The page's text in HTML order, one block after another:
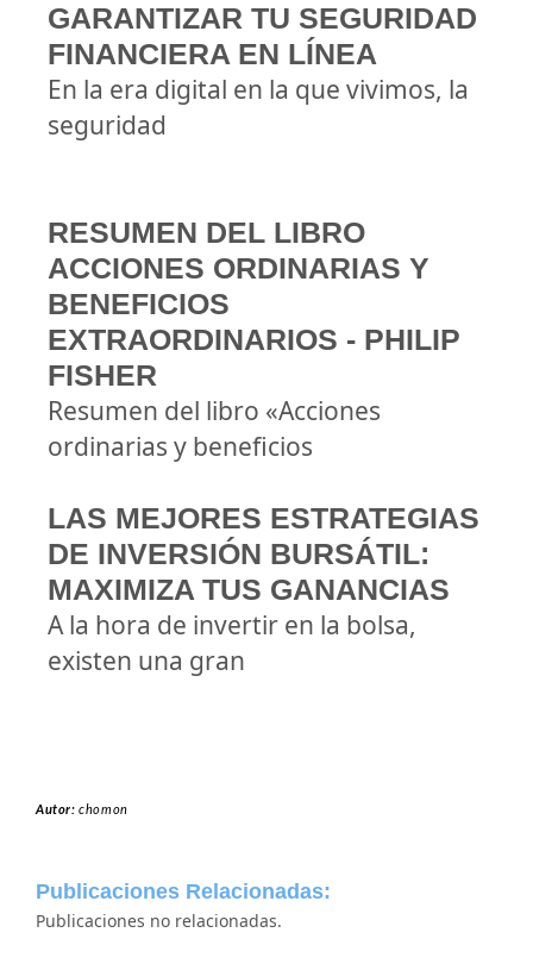
GARANTIZAR TU SEGURIDAD
FINANCIERA EN LÍNEA
En la era digital en la que vivimos, la
seguridad
RESUMEN DEL LIBRO
ACCIONES ORDINARIAS Y
BENEFICIOS
EXTRAORDINARIOS - PHILIP
FISHER
Resumen del libro «Acciones
ordinarias y beneficios
LAS MEJORES ESTRATEGIAS
DE INVERSIÓN BURSÁTIL:
MAXIMIZA TUS GANANCIAS
A la hora de invertir en la bolsa,
existen una gran
Autor:chomon
Publicaciones Relacionadas:
Publicaciones no relacionadas.